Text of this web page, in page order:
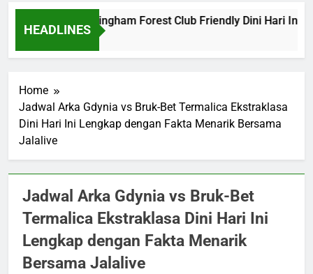
HEADLINES
Barcelona vs Nottingham Forest Club Friendly Dini Hari Ini
2 Hours Ago
Home
Jadwal Arka Gdynia vs Bruk-Bet Termalica Ekstraklasa
Dini Hari Ini Lengkap dengan Fakta Menarik Bersama
Jalalive
Jadwal Arka Gdynia vs Bruk-Bet
Termalica Ekstraklasa Dini Hari Ini
Lengkap dengan Fakta Menarik
Bersama Jalalive